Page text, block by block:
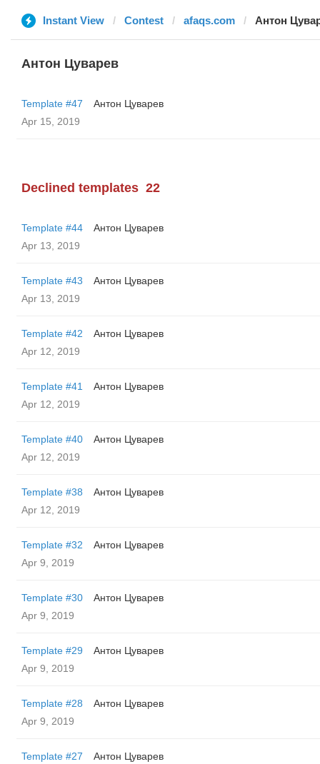
Instant View Contest afaqs.com Антон
Антон Цуварев
Template #47
Антон Цуварев
Apr 15, 2019
Declined templates 22
Template #44
Антон Цуварев
Apr 13, 2019
Template #43
Антон Цуварев
Apr 13, 2019
Template #42
Антон Цуварев
Apr 12, 2019
Template #41
Антон Цуварев
Apr 12, 2019
Template #40
Антон Цуварев
Apr 12, 2019
Template #38
Антон Цуварев
Apr 12, 2019
Template #32
Антон Цуварев
Apr 9, 2019
Template #30
Антон Цуварев
Apr 9, 2019
Template #29
Антон Цуварев
Apr 9, 2019
Template #28
Антон Цуварев
Apr 9, 2019
Template #27
Антон Цуварев